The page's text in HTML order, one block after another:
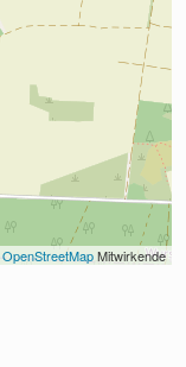
OpenStreetMap Mitwirkende